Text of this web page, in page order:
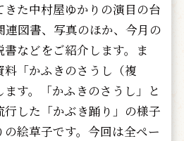
た中村屋ゆかりの演目の台
図書、写真のほか、今月の
などをご紹介します。ま
「かふきのさうし（複
す。「かふきのさうし」と
した「かぶき踊り」の様子
絵草子です。今回は全ペー